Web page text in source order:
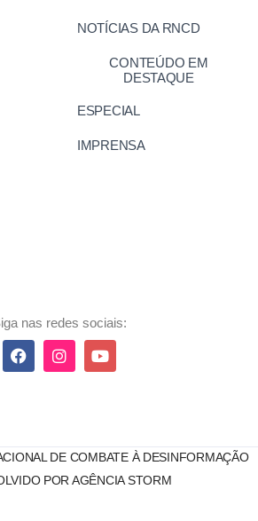
NOTÍCIAS DA RNCD
CONTEÚDO EM
DESTAQUE
ESPECIAL
IMPRENSA
nas redes sociais:
DE COMBATE À DESINFORMAÇÃO
POR AGÊNCIA STORM